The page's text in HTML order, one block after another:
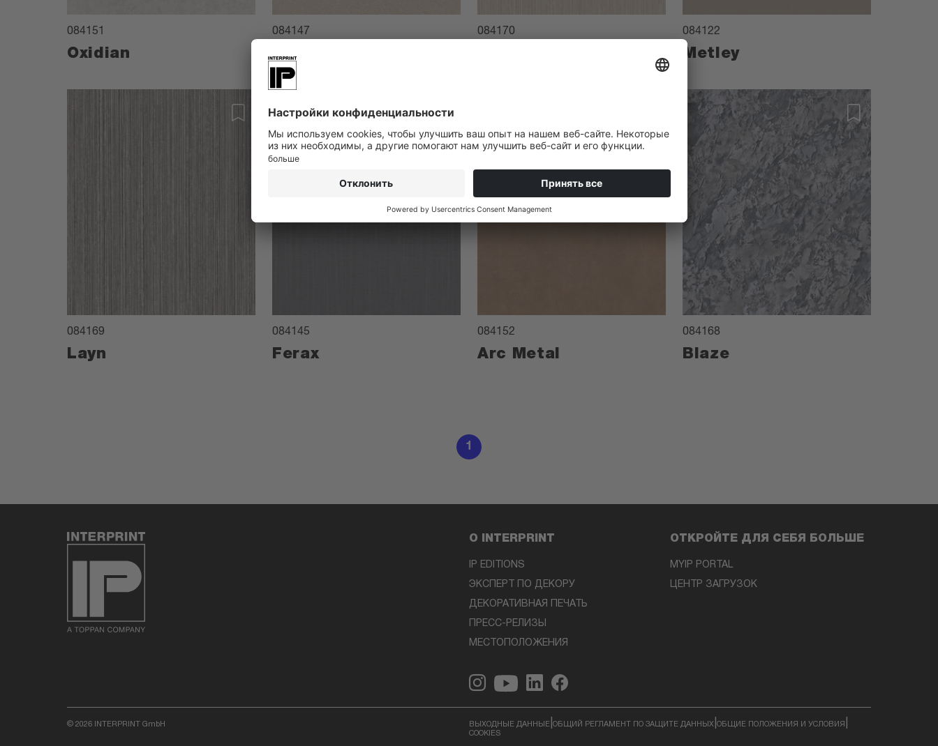
084151
Oxidian
084147
Corten
084170 084122
Metley
084169
Layn
084145
Ferax
084152
Arc Metal
084168
Blaze
1
О INTERPRINT
IP EDITIONS
ЭКСПЕРТ ПО ДЕКОРУ
ДЕКОРАТИВНАЯ ПЕЧАТЬ
ПРЕСС-РЕЛИЗЫ
МЕСТОПОЛОЖЕНИЯ
ОТКРОЙТЕ ДЛЯ СЕБЯ БОЛЬШЕ
MYIP PORTAL
ЦЕНТР ЗАГРУЗОК
ВЫХОДНЫЕ ДАННЫЕ ОБЩИЙ РЕГЛАМЕНТ ПО ЗАЩИТЕ ДАННЫХ ОБЩИЕ ПОЛОЖЕНИЯ И УСЛОВИЯ
COOKIES
© 2026 INTERPRINT GmbH